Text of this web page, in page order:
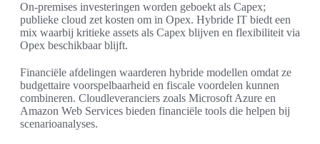
On-premises investeringen worden geboekt als Capex;
publieke cloud zet kosten om in Opex. Hybride IT biedt een
mix waarbij kritieke assets als Capex blijven en flexibiliteit via
Opex beschikbaar blijft.
Financiële afdelingen waarderen hybride modellen omdat ze
budgettaire voorspelbaarheid en fiscale voordelen kunnen
combineren. Cloudleveranciers zoals Microsoft Azure en
Amazon Web Services bieden financiële tools die helpen bij
scenarioanalyses.